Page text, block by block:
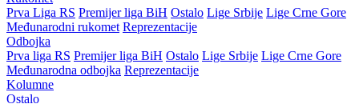
Prva Liga RS Premijer liga BiH Ostalo Lige Srbije Lige Crne Gore
Međunarodni rukomet Reprezentacije
Odbojka
Prva liga RS Premijer liga BiH Ostalo Lige Srbije Lige Crne Gore
Međunarodna odbojka Reprezentacije
Kolumne
Ostalo